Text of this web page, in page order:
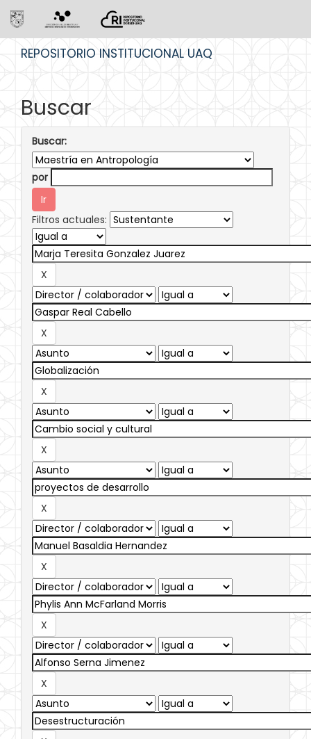
REPOSITORIO INSTITUCIONAL UAQ
Buscar
Buscar:
por
Filtros actuales: